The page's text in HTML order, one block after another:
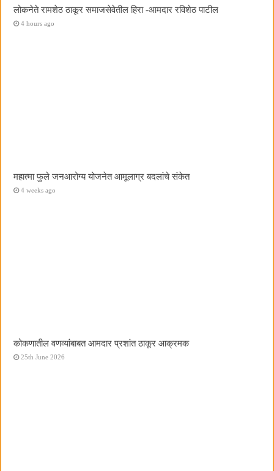
लोकनेते रामशेठ ठाकूर समाजसेवेतील हिरा -आमदार रविशेठ पाटील
4 hours ago
महात्मा फुले जनआरोग्य योजनेत आमूलाग्र बदलांचे संकेत
4 weeks ago
कोकणातील वणव्यांबाबत आमदार प्रशांत ठाकूर आक्रमक
25th June 2026